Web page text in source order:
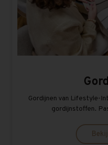
Gordijnen van Lifestyle-
gordijnstoffen.